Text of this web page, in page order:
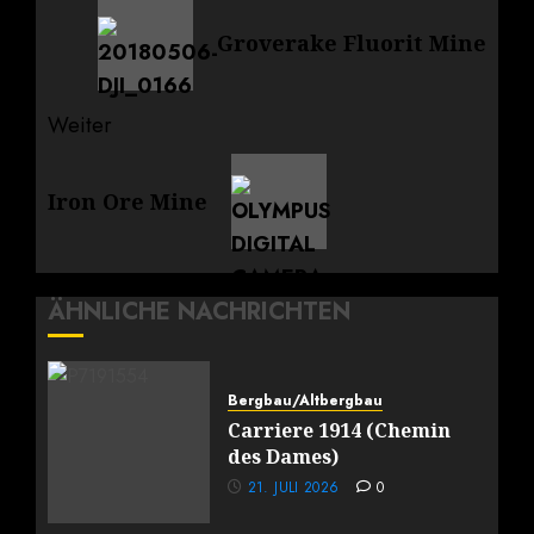
Vorheriger
Beitrag:
Groverake Fluorit Mine
Weiter
Beitrag:
Iron Ore Mine
ÄHNLICHE NACHRICHTEN
Bergbau/Altbergbau
Carriere 1914 (Chemin
des Dames)
21. JULI 2026 0